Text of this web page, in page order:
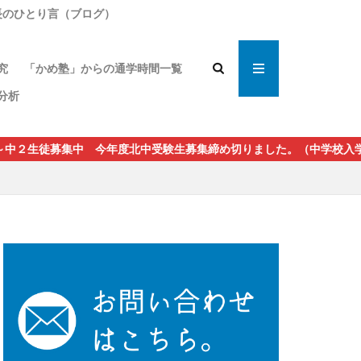
導論
ひとり言（ブログ）
声
「かめ塾」からの通学時間一覧
析
募集中 今年度北中受験生募集締め切りました。（中学校入学後